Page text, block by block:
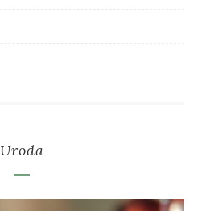
Uroda